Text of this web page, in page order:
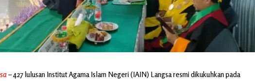
– 427 lulusan Institut Agama Islam Negeri (IAIN) Langsa resmi dikukuhkan pada